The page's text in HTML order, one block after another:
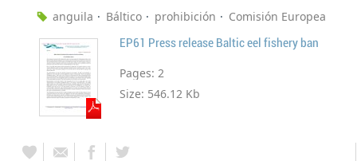
anguila
Báltico prohibición Comisión Europea
EP61 Press release Baltic eel fishery ban
Pages: 2
Size: 546.12 Kb